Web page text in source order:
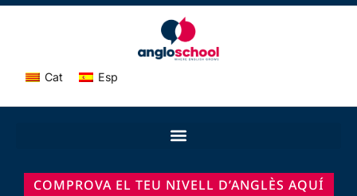
Cat Esp
COMPROVA EL TEU NIVELL D’ANGLÈS AQUÍ